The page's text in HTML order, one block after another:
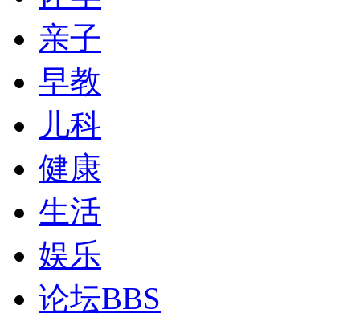
亲子
早教
儿科
健康
生活
娱乐
论坛BBS